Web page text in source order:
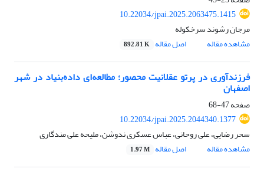
10.22034/jpai.2025.2063475.1415
مرجان رشوند سرخکوله
مشاهده مقاله
اصل مقاله 892.81 K
فرزندآوری در پرتو عقلانیت محصور؛ مطالعه‌ای داده‌بنیاد در شهر
اصفهان
صفحه47-68
10.22034/jpai.2025.2044340.1377
سحر رضایی، علی روحانی، عباس عسکری ندوشن، ملیحه علی مندگاری
مشاهده مقاله
اصل مقاله 1.97 M